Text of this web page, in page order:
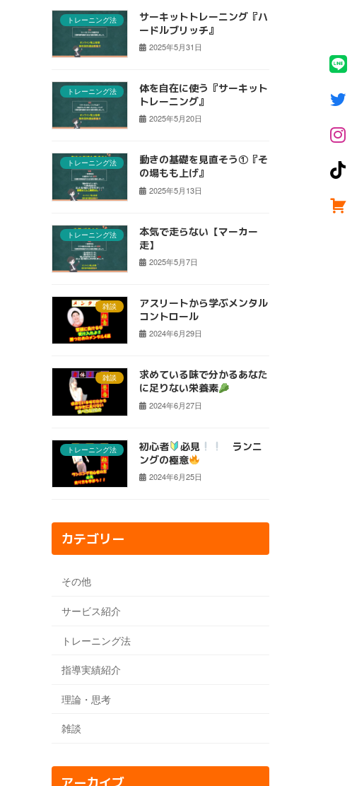
トレーニング法
サーキットトレーニング『ハ
ードルブリッチ』
2025年5月31日
トレーニング法
体を自在に使う『サーキット
トレーニング』
2025年5月20日
トレーニング法
動きの基礎を見直そう①『そ
の場もも上げ』
2025年5月13日
トレーニング法
本気で走らない【マーカー
走】
2025年5月7日
雑談
アスリートから学ぶメンタル
コントロール
2024年6月29日
雑談
求めている味で分かるあなた
に足りない栄養素
2024年6月27日
トレーニング法 初心者 必見
ランニ
ングの極意
2024年6月25日
カテゴリー
その他
サービス紹介
トレーニング法
指導実績紹介
理論・思考
雑談